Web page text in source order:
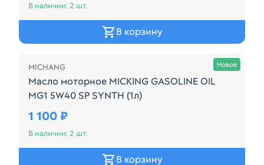
В наличии: 2 шт.
В корзину
Новое
Осталась 2 шт.
MICHANG
Масло моторное MICKING GASOLINE OIL
MG1 5W40 SP SYNTH (1л)
Характеристики Из справочника ABCP
1 100 ₽
В наличии: 2 шт.
В корзину